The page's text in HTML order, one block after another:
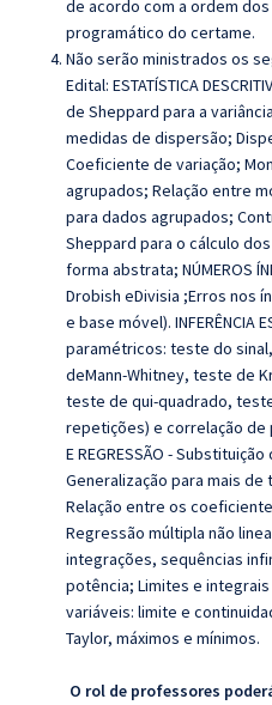
de acordo com a ordem
programático do certame.
Não serão ministrados os
Edital: ESTATÍSTICA
de Sheppard para a
medidas de dispersão;
Coeficiente de variação;
agrupados; Relação entre
para dados agrupados;
Sheppard para o cálculo
forma abstrata; NÚMEROS
Drobish eDivisia ;Erros nos
e base móvel). INFERÊNCIA
paramétricos: teste do
deMann-Whitney, teste de
teste de qui-quadrado,
repetições) e correlação de
E REGRESSÃO -
Generalização para mais
Relação entre os
Regressão múltipla não
integrações, sequências
potência; Limites e
variáveis: limite e
Taylor, máximos e mínimos.
O rol de professores